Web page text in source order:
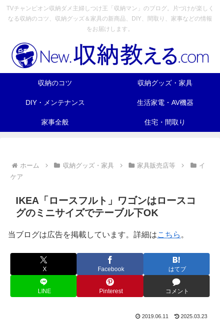
TVチャンピオン収納ダメ主婦しつけ王「収納マン」のブログ。片づけが楽しく
なる収納のコツ、収納グッズ＆家具の新商品、DIY、間取り、家事などの情報
をお届けします。
収納のコツ 収納グッズ・家具
DIY・メンテナンス 生活家電・AV機器
家事全般 住宅・間取り
ホーム 収納グッズ・家具 家具販売店等
イ
ケア
IKEA「ロースフルト」ワゴンはロースコ
グのミニサイズでテーブル下OK
当ブログは広告を掲載しています。詳細はこちら 。
X Facebook はてブ
LINE Pinterest コメント
2019.06.11 2025.03.23